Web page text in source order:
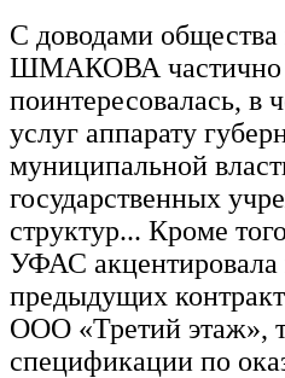
С доводами общества
ШМАКОВА частично
поинтересовалась, в
услуг аппарату
муниципальной
государственных
структур... Кроме
УФАС акцентировала
предыдущих
ООО «Третий этаж»,
спецификации по